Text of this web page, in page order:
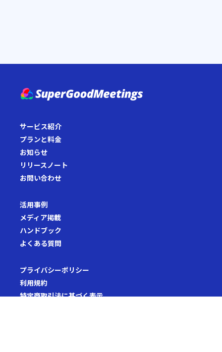
サービス紹介
プランと料金
お知らせ
リリースノート
お問い合わせ
活用事例
メディア掲載
ハンドブック
よくある質問
プライバシーポリシー
利用規約
特定商取引法に基づく表示